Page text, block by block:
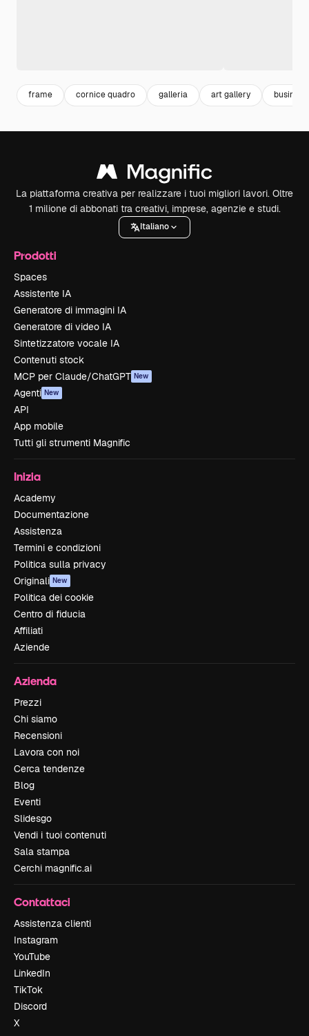
frame cornice quadro galleria art gallery
La piattaforma creativa per realizzare i tuoi migliori lavori. Oltre
1 milione di abbonati tra creativi, imprese, agenzie e studi.
Italiano
Prodotti
Spaces
Assistente IA
Generatore di immagini IA
Generatore di video IA
Sintetizzatore vocale IA
Contenuti stock
MCP per Claude/ChatGPT New
Agenti New
API
App mobile
Tutti gli strumenti Magnific
Inizia
Academy
Documentazione
Assistenza
Termini e condizioni
Politica sulla privacy
Originali New
Politica dei cookie
Centro di fiducia
Affiliati
Aziende
Azienda
Prezzi
Chi siamo
Recensioni
Lavora con noi
Cerca tendenze
Blog
Eventi
Slidesgo
Vendi i tuoi contenuti
Sala stampa
Cerchi magnific.ai
Contattaci
Assistenza clienti
Instagram
YouTube
LinkedIn
TikTok
Discord
X